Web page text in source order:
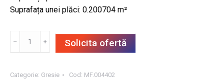
Suprafața unei plăci: 0.200704 m²
R1
﹣ ﹢ Solicita ofertă
Categorie: Gresie Cod: MF.004402